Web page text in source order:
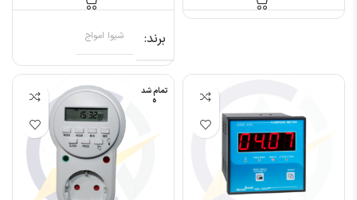
برند شیوا امواج
تمام شد
ه